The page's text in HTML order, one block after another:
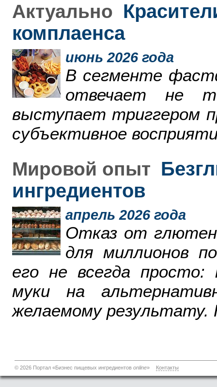
Актуально
комплаенса
июнь 2026 года
В сегменте
отвечает не
выступает триггером
субъективное
Мировой опыт
ингредиентов
апрель 2026 года
Отказ от
для миллионов
его не всегда просто:
муки на
желаемому результату.
© 2026 Портал «Бизнес пищевых ингредиентов online» Контакты